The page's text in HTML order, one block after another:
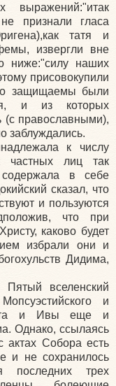
выражений:"итак
признали гласа
татя и
извергли вне
ниже:"силу наших
присовокупили
защищаемы были
и из которых
(с православными),
заблуждались.
к числу
частных лиц так
в себе
сказал, что
и пользуются
что при
каково будет
избрали они и
Дидима,
вселенский
и
и Ивы еще и
Однако, ссылаясь
актах Собора есть
и не сохранилось
последних трех